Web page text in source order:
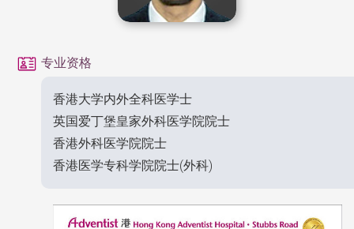
专业资格
香港大学内外全科医学士
英国爱丁堡皇家外科医学院院士
香港外科医学院院士
香港医学专科学院院士(外科)